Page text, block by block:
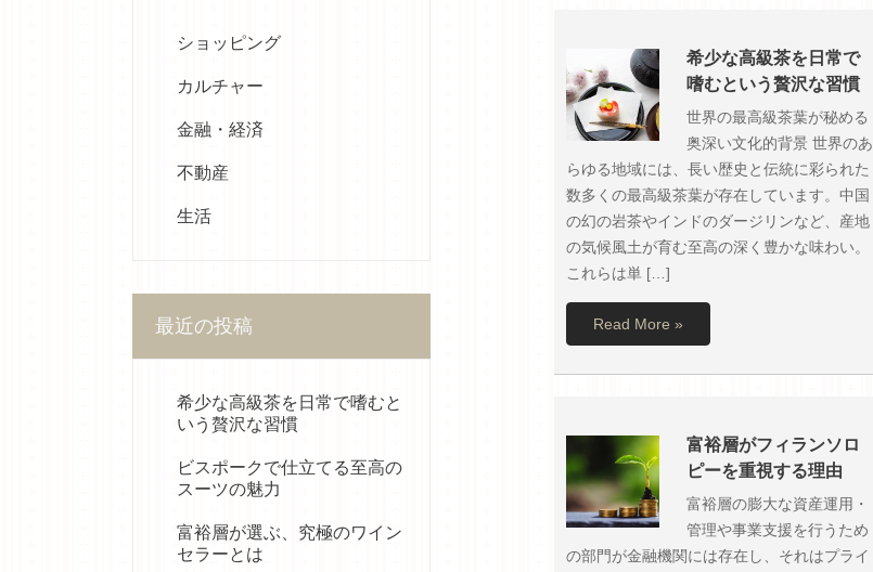
希少な高級茶を日常で
嗜むという贅沢な習慣
世界の最高級茶葉が秘める
奥深い文化的背景 世界のあ
らゆる地域には、長い歴史と伝統に彩られた
数多くの最高級茶葉が存在しています。中国
の幻の岩茶やインドのダージリンなど、産地
の気候風土が育む至高の深く豊かな味わい。
これらは単 […]
Read More »
富裕層がフィランソロ
ピーを重視する理由
富裕層の膨大な資産運用・
管理や事業支援を行うため
の部門が金融機関には存在し、それはプライ
ショッピング
カルチャー
金融・経済
不動産
生活
最近の投稿
希少な高級茶を日常で嗜むと
いう贅沢な習慣
ビスポークで仕立てる至高の
スーツの魅力
富裕層が選ぶ、究極のワイン
セラーとは